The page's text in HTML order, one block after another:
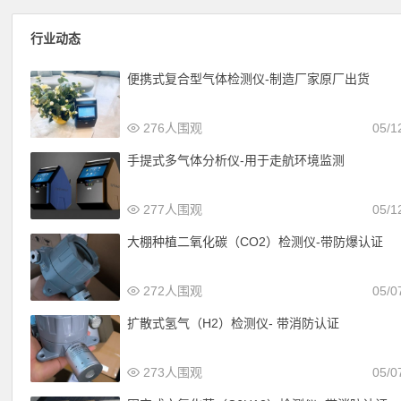
行业动态
便携式复合型气体检测仪-制造厂家原厂出货
05/
276人围观
手提式多气体分析仪-用于走航环境监测
05/
277人围观
大棚种植二氧化碳（CO2）检测仪-带防爆认证
05/
272人围观
扩散式氢气（H2）检测仪- 带消防认证
05/
273人围观